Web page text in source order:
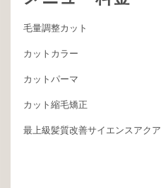
毛量調整カット
カットカラー
カットパーマ
カット縮毛矯正
最上級髪質改善サイエンスアクア